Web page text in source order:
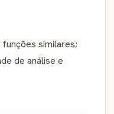
funções similares;
de análise e